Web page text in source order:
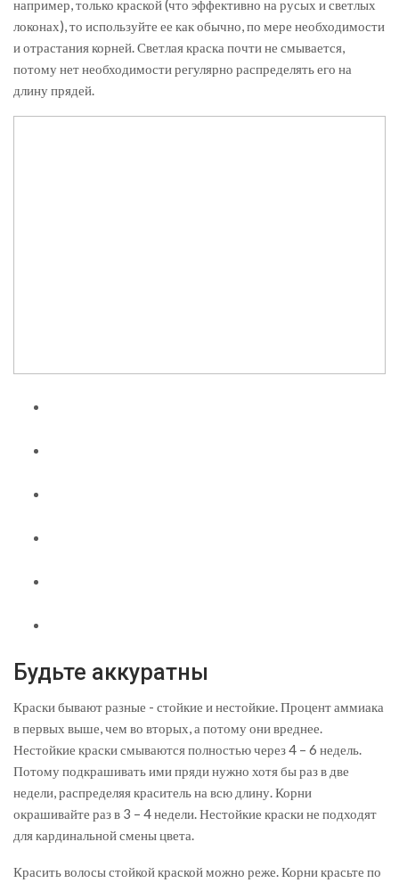
например, только краской (что эффективно на русых и светлых
локонах), то используйте ее как обычно, по мере необходимости
и отрастания корней. Светлая краска почти не смывается,
потому нет необходимости регулярно распределять его на
длину прядей.
Будьте аккуратны
Краски бывают разные - стойкие и нестойкие. Процент аммиака
в первых выше, чем во вторых, а потому они вреднее.
Нестойкие краски смываются полностью через 4 – 6 недель.
Потому подкрашивать ими пряди нужно хотя бы раз в две
недели, распределяя краситель на всю длину. Корни
окрашивайте раз в 3 – 4 недели. Нестойкие краски не подходят
для кардинальной смены цвета.
Красить волосы стойкой краской можно реже. Корни красьте по